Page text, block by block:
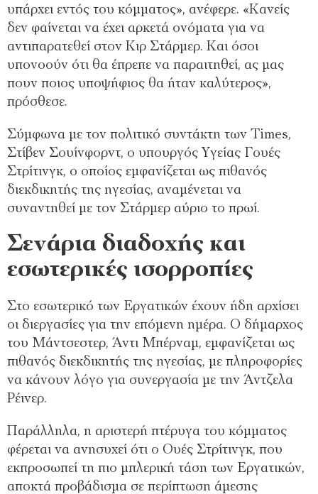
υπάρχει εντός του κόμματος», ανέφερε. «Κανείς
δεν φαίνεται να έχει αρκετά ονόματα για να
αντιπαρατεθεί στον Κιρ Στάρμερ. Και όσοι
υπονοούν ότι θα έπρεπε να παραιτηθεί, ας μας
πουν ποιος υποψήφιος θα ήταν καλύτερος»,
πρόσθεσε.
Σύμφωνα με τον πολιτικό συντάκτη των Times,
Στίβεν Σουίνφορντ, ο υπουργός Υγείας Γουές
Στρίτινγκ, ο οποίος εμφανίζεται ως πιθανός
διεκδικητής της ηγεσίας, αναμένεται να
συναντηθεί με τον Στάρμερ αύριο το πρωί.
Σενάρια διαδοχής και
εσωτερικές ισορροπίες
Στο εσωτερικό των Εργατικών έχουν ήδη αρχίσει
οι διεργασίες για την επόμενη ημέρα. Ο δήμαρχος
του Μάντσεστερ, Άντι Μπέρναμ, εμφανίζεται ως
πιθανός διεκδικητής της ηγεσίας, με πληροφορίες
να κάνουν λόγο για συνεργασία με την Άντζελα
Ρέινερ.
Παράλληλα, η αριστερή πτέρυγα του κόμματος
φέρεται να ανησυχεί ότι ο Ουές Στρίτινγκ, που
εκπροσωπεί τη πιο μπλερική τάση των Εργατικών,
αποκτά προβάδισμα σε περίπτωση άμεσης